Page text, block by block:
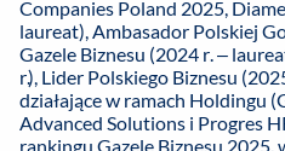
Companies Poland 2025,
laureat), Ambasador Polskiej
Gazele Biznesu (2024 r. –
r.), Lider Polskiego Biznesu
działające w ramach Holdingu
Advanced Solutions i Progres
rankingu Gazele Biznesu 2025,